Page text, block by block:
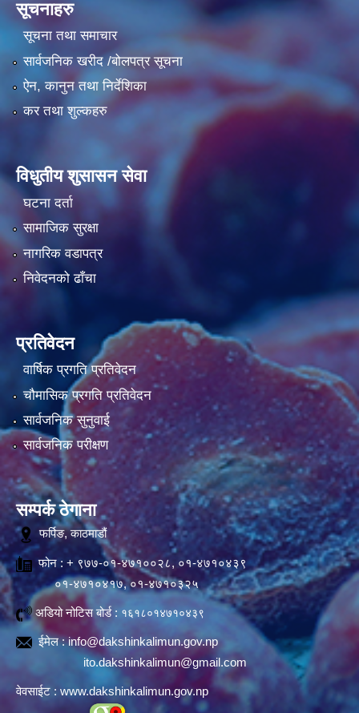
सूचनाहरु
सूचना तथा समाचार
सार्वजनिक खरीद /बोलपत्र सूचना
ऐन, कानुन तथा निर्देशिका
कर तथा शुल्कहरु
विधुतीय शुसासन सेवा
घटना दर्ता
सामाजिक सुरक्षा
नागरिक वडापत्र
निवेदनको ढाँचा
प्रतिवेदन
वार्षिक प्रगति प्रतिवेदन
चौमासिक प्रगति प्रतिवेदन
सार्वजनिक सुनुवाई
सार्वजनिक परीक्षण
सम्पर्क ठेगाना
फर्पिङ, काठमाडौं
फोन : + ९७७-०१-४७१००२८, ०१-४७१०४३९
०१-४७१०४१७, ०१-४७१०३२५
अडियो नोटिस बोर्ड : १६१८०१४७१०४३९
ईमेल :info@dakshinkalimun.gov.np
ito.dakshinkalimun@gmail.com
वेवसाईट : www.dakshinkalimun.gov.np